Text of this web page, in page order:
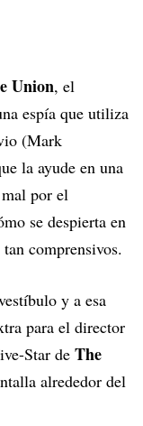
Union, el
espía que utiliza
(Mark
la ayude en una
por el
se despierta en
comprensivos.
y a esa
para el director
Star de The
alrededor del